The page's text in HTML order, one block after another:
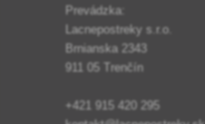
Prevádzka:
Lacnepostreky s.r.o.
Brnianska 2343
911 05 Trenčín
+421 915 420 295